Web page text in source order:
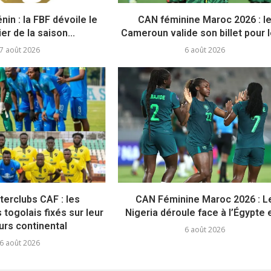
: la FBF dévoile le
de la saison...
7 août 2026
CAN féminine Maroc 2026 : le
Cameroun valide son billet pour
6 août 2026
CAF : les
togolais fixés sur leur
continental
6 août 2026
CAN Féminine Maroc 2026 :
Nigeria déroule face à l’Égypte
6 août 2026